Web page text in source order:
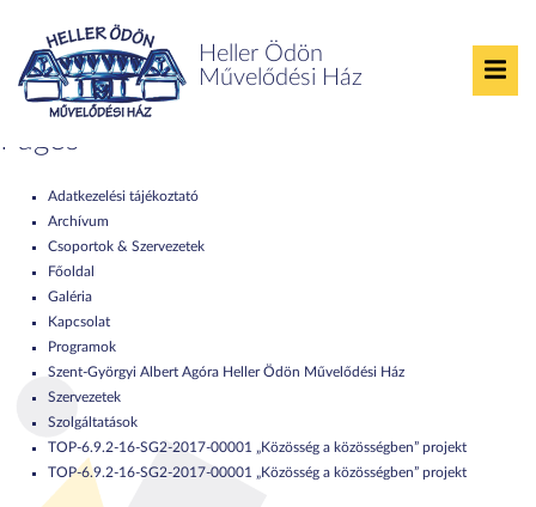
Heller Ödön
Művelődési Ház
Nothing found
Search
Pages
Adatkezelési tájékoztató
Archívum
Csoportok & Szervezetek
Főoldal
Galéria
Kapcsolat
Programok
Szent-Györgyi Albert Agóra Heller Ödön Művelődési Ház
Szervezetek
Szolgáltatások
TOP-6.9.2-16-SG2-2017-00001 „Közösség a közösségben” projekt
TOP-6.9.2-16-SG2-2017-00001 „Közösség a közösségben” projekt